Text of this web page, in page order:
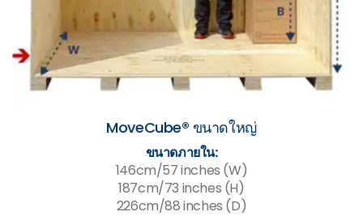
MoveCube® ขนาดใหญ่
ขนาดภายใน:
146cm/57 inches (W)
187cm/73 inches (H)
226cm/88 inches (D)